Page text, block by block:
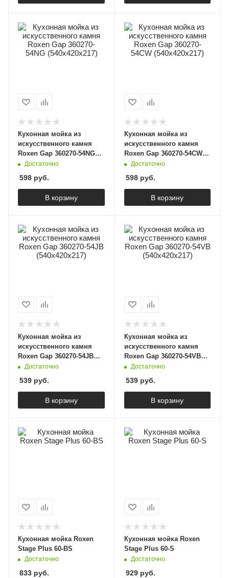
Кухонная мойка из
искусственного камня
Roxen Gap 360270-54NG
(540х420х217)
Достаточно
598 руб.
В корзину
Кухонная мойка из
искусственного камня
Roxen Gap 360270-54CW
(540х420х217)
Достаточно
598руб.
В корзину
Кухонная мойка из
искусственного камня
Roxen Gap 360270-54JB
(540х420х217)
Достаточно
539 руб.
В корзину
Кухонная мойка из
искусственного камня
Roxen Gap 360270-54VB
(540х420х217)
Достаточно
539руб.
В корзину
Кухонная мойка Roxen
Stage Plus 60-BS
Достаточно
833 руб.
Кухонная мойка Roxen
Stage Plus 60-S
Достаточно
929руб.